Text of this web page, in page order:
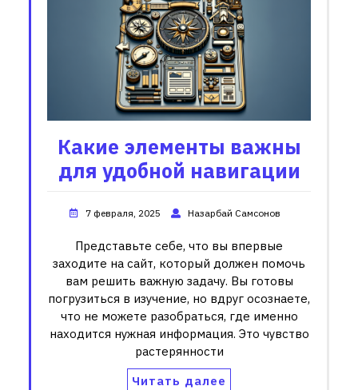
Какие элементы важны
для удобной навигации
7 февраля, 2025 Назарбай Самсонов
Представьте себе, что вы впервые
заходите на сайт, который должен помочь
вам решить важную задачу. Вы готовы
погрузиться в изучение, но вдруг осознаете,
что не можете разобраться, где именно
находится нужная информация. Это чувство
растерянности
Читать далее